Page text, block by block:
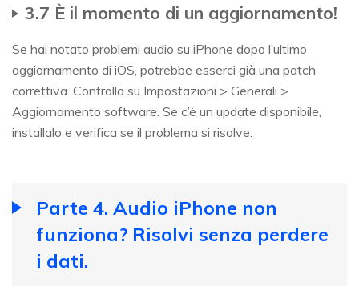
3.7 È il momento di un aggiornamento!
Se hai notato problemi audio su iPhone dopo l’ultimo
aggiornamento di iOS, potrebbe esserci già una patch
correttiva. Controlla su Impostazioni > Generali >
Aggiornamento software. Se c’è un update disponibile,
installalo e verifica se il problema si risolve.
Parte 4. Audio iPhone non
funziona? Risolvi senza perdere
i dati.